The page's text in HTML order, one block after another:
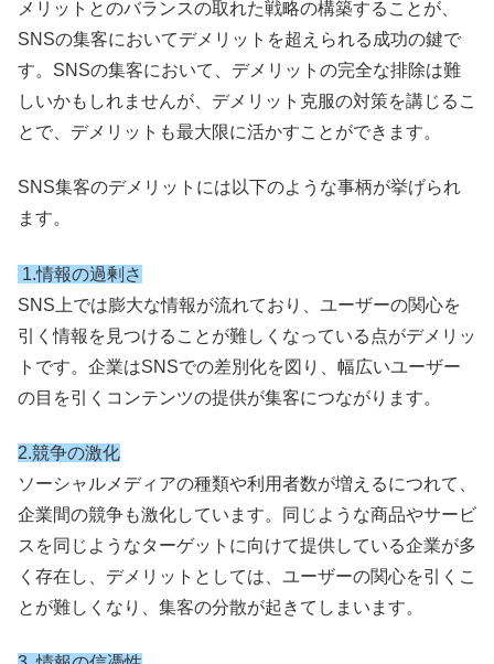
メリットとのバランスの取れた戦略の構築することが、
SNSの集客においてデメリットを超えられる成功の鍵で
す。SNSの集客において、デメリットの完全な排除は難
しいかもしれませんが、デメリット克服の対策を講じるこ
とで、デメリットも最大限に活かすことができます。
SNS集客のデメリットには以下のような事柄が挙げられ
ます。
1.情報の過剰さ
SNS上では膨大な情報が流れており、ユーザーの関心を
引く情報を見つけることが難しくなっている点がデメリッ
トです。企業はSNSでの差別化を図り、幅広いユーザー
の目を引くコンテンツの提供が集客につながります。
2.競争の激化
ソーシャルメディアの種類や利用者数が増えるにつれて、
企業間の競争も激化しています。同じような商品やサービ
スを同じようなターゲットに向けて提供している企業が多
く存在し、デメリットとしては、ユーザーの関心を引くこ
とが難しくなり、集客の分散が起きてしまいます。